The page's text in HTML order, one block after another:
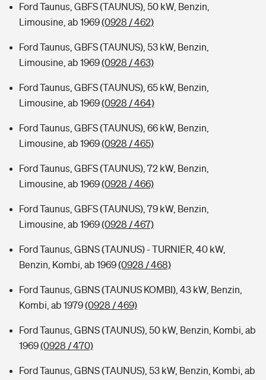
Ford Taunus, GBFS (TAUNUS), 50 kW, Benzin,
Limousine, ab 1969(0928 / 462)
Ford Taunus, GBFS (TAUNUS), 53 kW, Benzin,
Limousine, ab 1969(0928 / 463)
Ford Taunus, GBFS (TAUNUS), 65 kW, Benzin,
Limousine, ab 1969(0928 / 464)
Ford Taunus, GBFS (TAUNUS), 66 kW, Benzin,
Limousine, ab 1969(0928 / 465)
Ford Taunus, GBFS (TAUNUS), 72 kW, Benzin,
Limousine, ab 1969(0928 / 466)
Ford Taunus, GBFS (TAUNUS), 79 kW, Benzin,
Limousine, ab 1969(0928 / 467)
Ford Taunus, GBNS (TAUNUS) - TURNIER, 40 kW,
Benzin, Kombi, ab 1969(0928 / 468)
Ford Taunus, GBNS (TAUNUS KOMBI), 43 kW, Benzin,
Kombi, ab 1979(0928 / 469)
Ford Taunus, GBNS (TAUNUS), 50 kW, Benzin, Kombi, ab
1969(0928 / 470)
Ford Taunus, GBNS (TAUNUS), 53 kW, Benzin, Kombi, ab